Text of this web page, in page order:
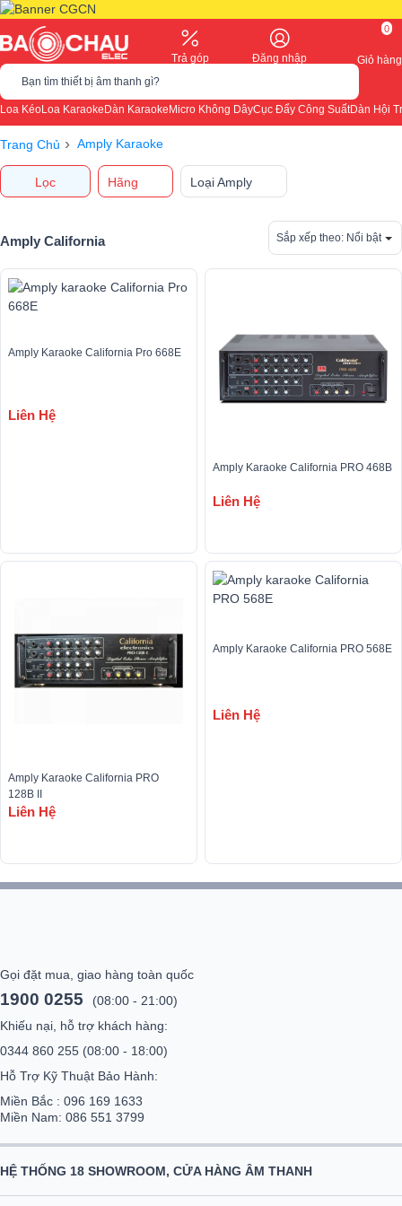
Trả góp Đăng nhập
0
Giỏ hàng
Bạn tìm thiết bị âm thanh gì?
Loa KéoLoa Karaoke Dàn Karaoke Micro Không DâyCục Đẩy Công SuấtDàn Hội
Trang Chủ › Amply Karaoke
Lọc Hãng Loại Amply
Amply California Sắp xếp theo: Nổi bật
Amply Karaoke California Pro 668E
Liên Hệ
Amply Karaoke California PRO 468B
Liên Hệ
Amply Karaoke California PRO
128B II
Liên Hệ
Amply Karaoke California PRO 568E
Liên Hệ
Gọi đặt mua, giao hàng toàn quốc
1900 0255
(08:00 - 21:00)
Khiếu nại, hỗ trợ khách hàng:
0344 860 255 (08:00 - 18:00)
Hỗ Trợ Kỹ Thuật Bảo Hành:
Miền Bắc : 096 169 1633
Miền Nam: 086 551 3799
HỆ THỐNG 18 SHOWROOM, CỬA HÀNG ÂM THANH